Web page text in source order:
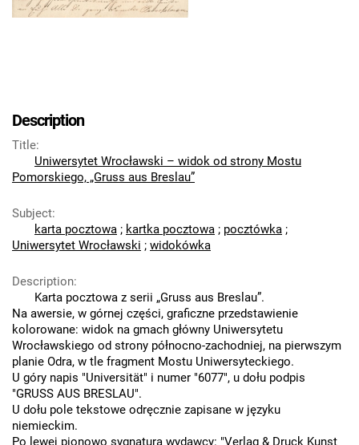
Description
Title:
Uniwersytet Wrocławski – widok od strony Mostu
Pomorskiego, „Gruss aus Breslau”
Subject:
karta pocztowa ; kartka pocztowa ; pocztówka ;
Uniwersytet Wrocławski ; widokówka
Description:
Karta pocztowa z serii „Gruss aus Breslau”.
Na awersie, w górnej części, graficzne przedstawienie
kolorowane: widok na gmach główny Uniwersytetu
Wrocławskiego od strony północno-zachodniej, na pierwszym
planie Odra, w tle fragment Mostu Uniwersyteckiego.
U góry napis "Universität" i numer "6077", u dołu podpis
"GRUSS AUS BRESLAU".
U dołu pole tekstowe odręcznie zapisane w języku
niemieckim.
Po lewej pionowo sygnatura wydawcy: "Verlag & Druck Kunst